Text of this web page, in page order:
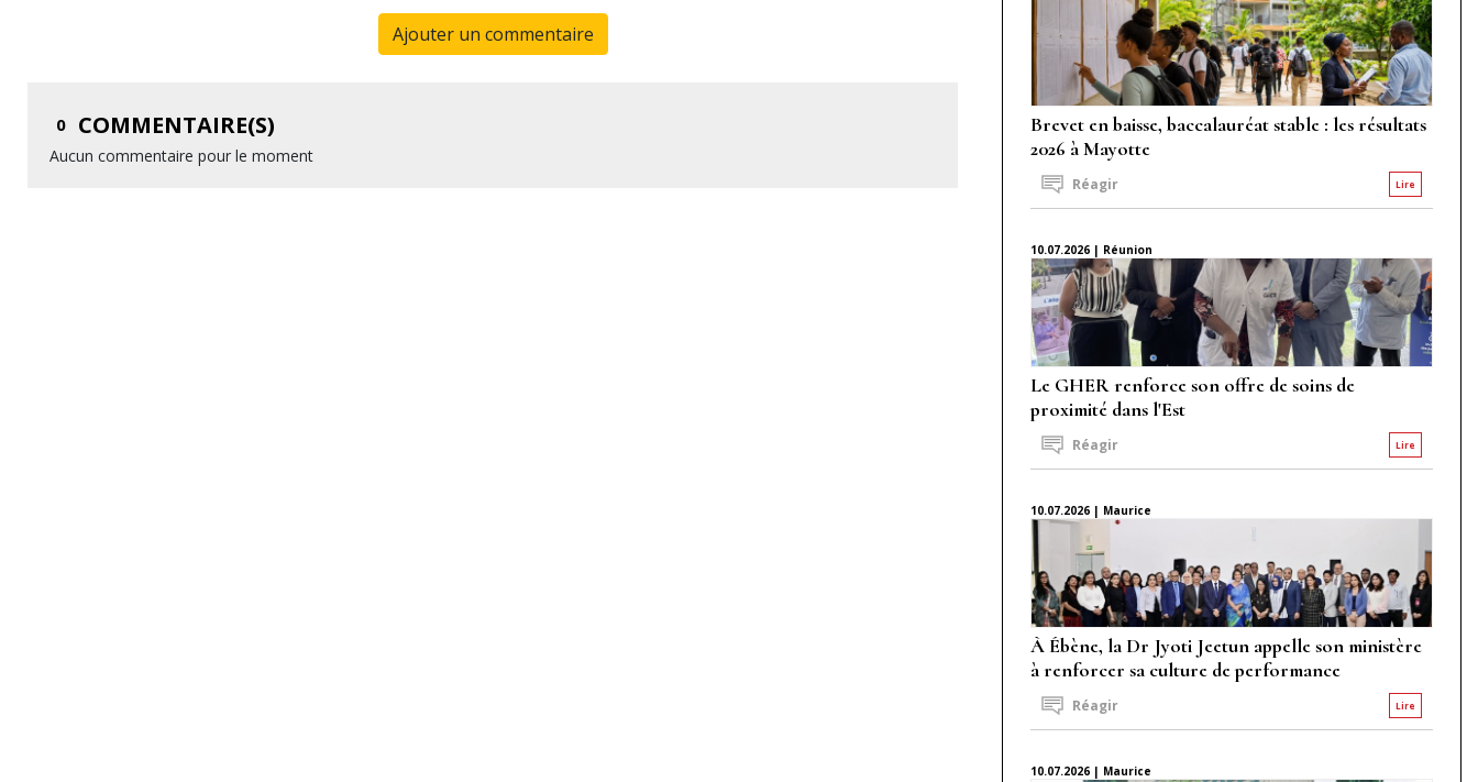
Ajouter un commentaire
0 COMMENTAIRE(S)
Aucun commentaire pour le moment
Brevet en baisse, baccalauréat stable : les résultats
2026 à Mayotte
Lire
Réagir
10.07.2026 | Réunion
Le GHER renforce son offre de soins de
proximité dans l'Est
Lire
Réagir
10.07.2026 | Maurice
À Ébène, la Dr Jyoti Jeetun appelle son ministère
à renforcer sa culture de performance
Lire
Réagir
10.07.2026 | Maurice